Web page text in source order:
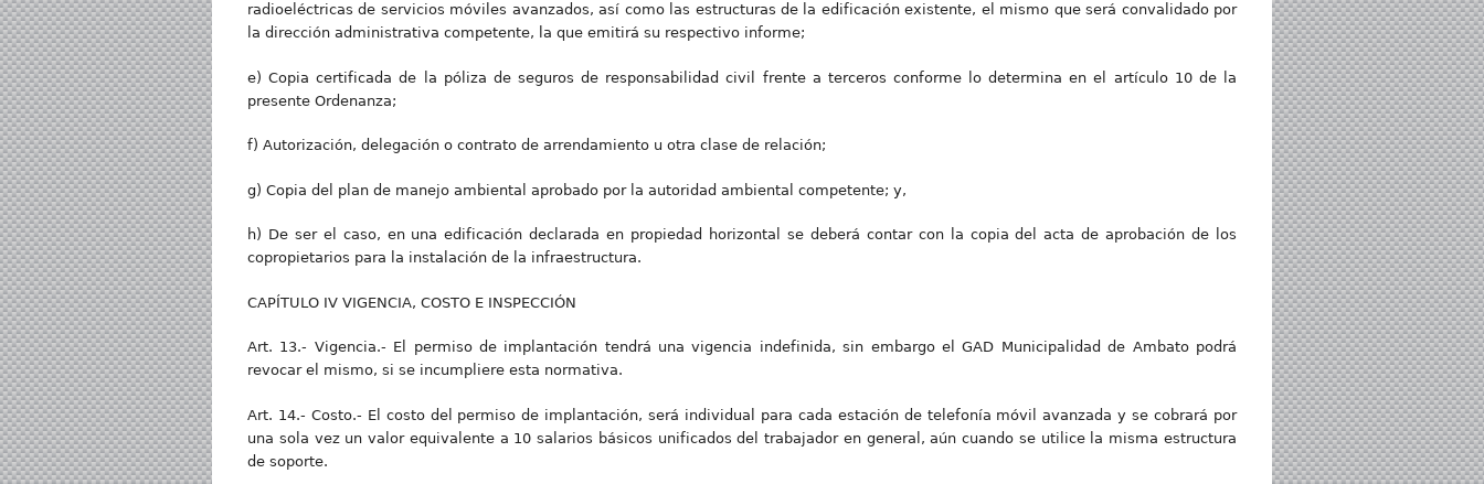
radioeléctricas de servicios móviles avanzados, así como las estructuras de la edificación existente, el mismo que será convalidado por
la dirección administrativa competente, la que emitirá su respectivo informe;
e) Copia certificada de la póliza de seguros de responsabilidad civil frente a terceros conforme lo determina en el artículo 10 de la
presente Ordenanza;
f) Autorización, delegación o contrato de arrendamiento u otra clase de relación;
g) Copia del plan de manejo ambiental aprobado por la autoridad ambiental competente; y,
h) De ser el caso, en una edificación declarada en propiedad horizontal se deberá contar con la copia del acta de aprobación de los
copropietarios para la instalación de la infraestructura.
CAPÍTULO IV VIGENCIA, COSTO E INSPECCIÓN
Art. 13.- Vigencia.- El permiso de implantación tendrá una vigencia indefinida, sin embargo el GAD Municipalidad de Ambato podrá
revocar el mismo, si se incumpliere esta normativa.
Art. 14.- Costo.- El costo del permiso de implantación, será individual para cada estación de telefonía móvil avanzada y se cobrará por
una sola vez un valor equivalente a 10 salarios básicos unificados del trabajador en general, aún cuando se utilice la misma estructura
de soporte.